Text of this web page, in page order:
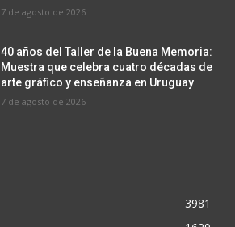
7 de agosto de 2026
40 años del Taller de la Buena Memoria:
Muestra que celebra cuatro décadas de
arte gráfico y enseñanza en Uruguay
7 de agosto de 2026
3981